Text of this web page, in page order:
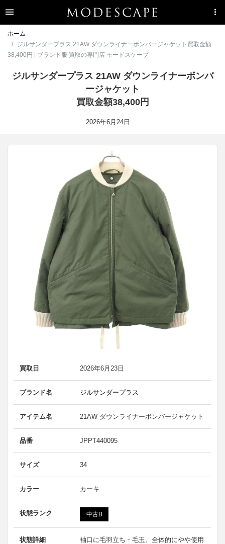
ホーム
ジルサンダープラス 21AW ダウンライナーボンバージャケット買取金額
38,400円 | ブランド服 買取の専門店 モードスケープ
ジルサンダープラス 21AW ダウンライナーボンバ
ージャケット
買取金額38,400円
2026年6月24日
買取日 2026年6月23日
ブランド名 ジルサンダープラス
アイテム名 21AW ダウンライナーボンバージャケット
品番 JPPT440095
サイズ 34
カラー カーキ
状態ランク 中古B
状態詳細
袖口に毛羽立ち・毛玉、全体的にやや使用